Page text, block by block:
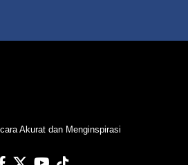
Akurat dan Menginspirasi